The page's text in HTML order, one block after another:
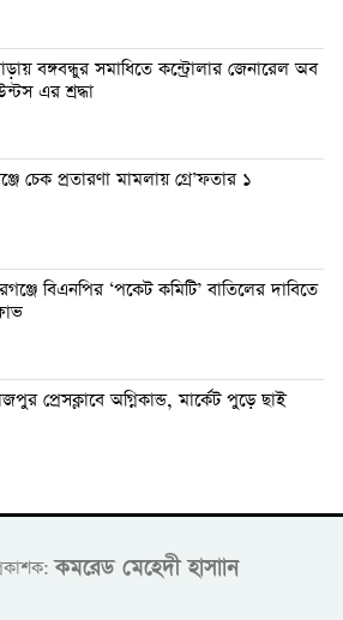
বঙ্গবন্ধুর সমাধিতে কন্ট্রোলার জেনারেল অব
এর শ্রদ্ধা
চেক প্রতারণা মামলায় গ্রে’ফতার ১
বিএনপির ‘পকেট কমিটি’ বাতিলের দাবিতে
প্রেসক্লাবে অগ্নিকান্ড, মার্কেট পুড়ে ছাই
কমরেড মেহেদী হাসাান